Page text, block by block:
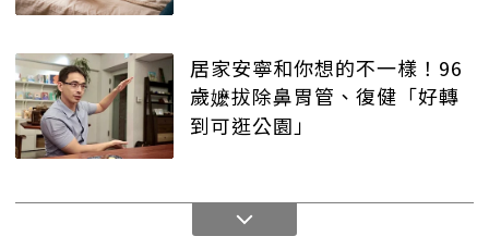
居家安寧和你想的不一樣！96
歲嬷拔除鼻胃管、復健「好轉
到可逛公園」